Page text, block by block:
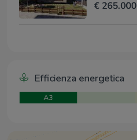
€ 265.000
Efficienza energetica
A3